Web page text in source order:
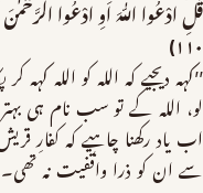
قُلِ ادْعُوا اللّٰہَ اَوِ ادْعُوا الرَّحْمٰنَ
۱۱۰)
’’کہہ دیجیے کہ اللہ کو اللہ
لو، اللہ کے تو سب نام ہی
اب یاد رکھنا چاہیے کہ کفارِ
سے ان کو ذرا واقفیت نہ تھی۔